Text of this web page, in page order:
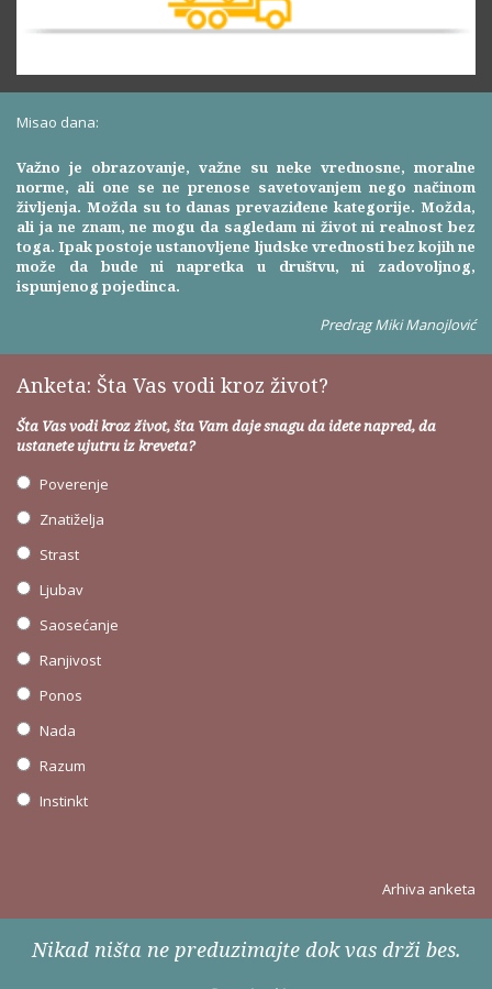
Misao dana:
Važno je obrazovanje, važne su neke vrednosne, moralne
norme, ali one se ne prenose savetovanjem nego načinom
življenja. Možda su to danas prevaziđene kategorije. Možda,
ali ja ne znam, ne mogu da sagledam ni život ni realnost bez
toga. Ipak postoje ustanovljene ljudske vrednosti bez kojih ne
može da bude ni napretka u društvu, ni zadovoljnog,
ispunjenog pojedinca.
Predrag Miki Manojlović
Anketa: Šta Vas vodi kroz život?
Šta Vas vodi kroz život, šta Vam daje snagu da idete napred, da
ustanete ujutru iz kreveta?
Poverenje
Znatiželja
Strast
Ljubav
Saosećanje
Ranjivost
Ponos
Nada
Razum
Instinkt
Arhiva anketa
Nikad ništa ne preduzimajte dok vas drži bes.